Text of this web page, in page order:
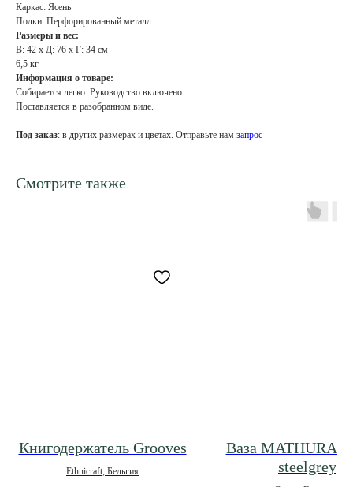
Каркас: Ясень
Полки: Перфорированный металл
Размеры и вес:
В: 42 x Д: 76 x Г: 34 см
6,5 кг
Информация о товаре:
Собирается легко. Руководство включено.
Поставляется в разобранном виде.
Под заказ: в других размерах и цветах. Отправьте нам запрос
Смотрите также
Книгодержатель Grooves
Ethnicraft, Бельгия
Ваза MATHURA
steelgrey